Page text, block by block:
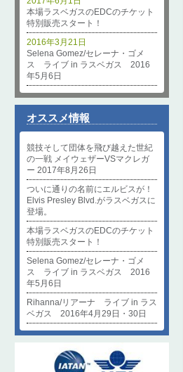
本場ラスベガスのEDCのチケット
特別販売スタート！
Selena Gomez/セレーナ・ゴメ
ス ライブ in ラスベガス 2016
年5月6日
2016年3月21日
オススメ情報
競技そして団体を飛び越えた世紀
の一戦 メイウェザーVSマクレガ
ー 2017年8月26日
ついに通りの名前にエルビスが！
Elvis Presley Blvd.がラスベガスに
登場。
本場ラスベガスのEDCのチケット
特別販売スタート！
Selena Gomez/セレーナ・ゴメ
ス ライブ in ラスベガス 2016
年5月6日
Rihanna/リアーナ ライブ in ラス
ベガス 2016年4月29日・30日